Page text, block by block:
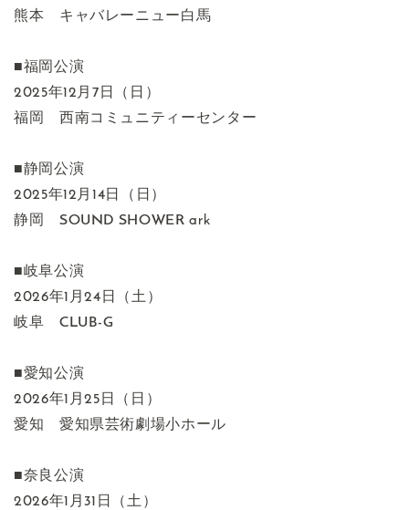
熊本 キャバレーニュー白馬
■福岡公演
2025年12月7日（日）
福岡 西南コミュニティーセンター
■静岡公演
2025年12月14日（日）
静岡 SOUND SHOWER ark
■岐阜公演
2026年1月24日（土）
岐阜 CLUB-G
■愛知公演
2026年1月25日（日）
愛知 愛知県芸術劇場小ホール
■奈良公演
2026年1月31日（土）